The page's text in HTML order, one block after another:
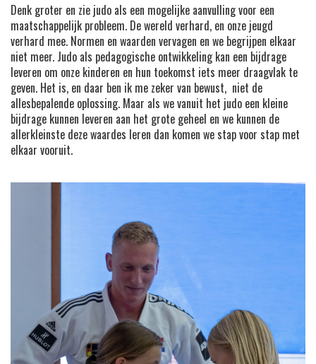
Denk groter en zie judo als een mogelijke aanvulling voor een
maatschappelijk probleem. De wereld verhard, en onze jeugd
verhard mee. Normen en waarden vervagen en we begrijpen elkaar
niet meer. Judo als pedagogische ontwikkeling kan een bijdrage
leveren om onze kinderen en hun toekomst iets meer draagvlak te
geven. Het is, en daar ben ik me zeker van bewust, niet de
allesbepalende oplossing. Maar als we vanuit het judo een kleine
bijdrage kunnen leveren aan het grote geheel en we kunnen de
allerkleinste deze waardes leren dan komen we stap voor stap met
elkaar vooruit.